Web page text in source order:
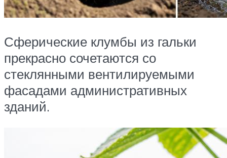
Сферические клумбы из гальки
прекрасно сочетаются со
стеклянными вентилируемыми
фасадами административных
зданий.